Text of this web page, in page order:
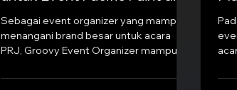
PRJ
Sebagai event organizer yang mampu
menangani brand besar untuk acara
PRJ, Groovy Event Organizer mampu
event